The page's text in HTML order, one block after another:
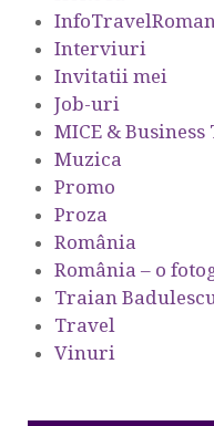
Interviuri
Invitatii mei
Job-uri
MICE &
Muzica
Promo
Proza
România
România – o
Traian
Travel
Vinuri